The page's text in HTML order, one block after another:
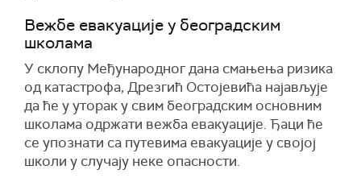
Вежбе евакуације у београдским
школама
У склопу Међународног дана смањења ризика
од катастрофа, Дрезгић Остојевића најављује
да ће у уторак у свим београдским основним
школама одржати вежба евакуације. Ђаци ће
се упознати са путевима евакуације у својој
школи у случају неке опасности.